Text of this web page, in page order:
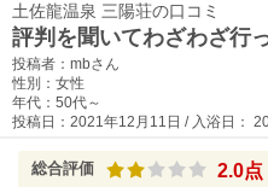
土佐龍温泉 三陽荘の口コミ
評判を聞いてわざわざ
投稿者：mbさん
性別：女性
年代：50代～
投稿日：2021年12月11日 / 入浴日：
総合評価 2.0点